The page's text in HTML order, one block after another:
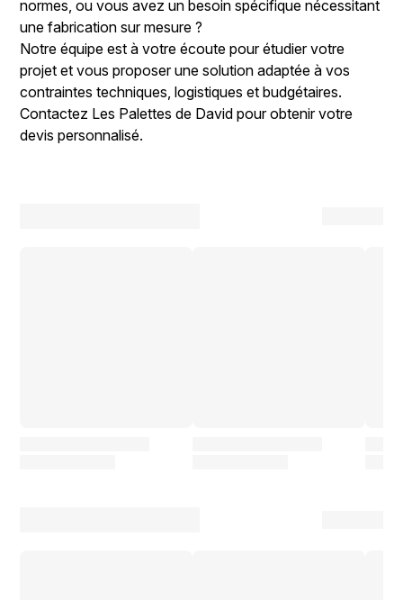
normes, ou vous avez un besoin spécifique nécessitant
une fabrication sur mesure ?
Notre équipe est à votre écoute pour étudier votre
projet et vous proposer une solution adaptée à vos
contraintes techniques, logistiques et budgétaires.
Contactez Les Palettes de David pour obtenir votre
devis personnalisé.